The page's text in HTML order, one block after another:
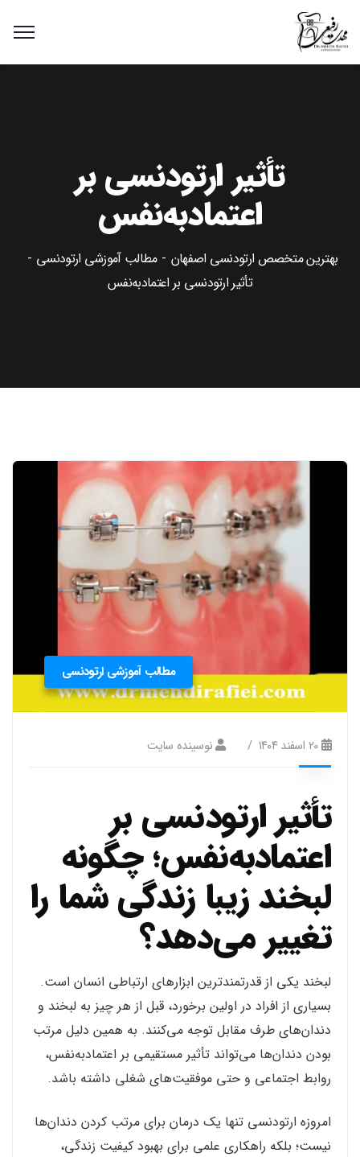
تأثیر ارتودنسی بر
اعتمادبه‌نفس
بهترین متخصص ارتودنسی اصفهان
مطالب آموزشی ارتودنسی
تأثیر ارتودنسی بر اعتمادبه‌نفس
مطالب آموزشی ارتودنسی
۲۰ اسفند ۱۴۰۴ نوسینده سایت
تأثیر ارتودنسی بر
اعتمادبه‌نفس؛ چگونه
لبخند زیبا زندگی شما را
تغییر می‌دهد؟
لبخند یکی از قدرتمندترین ابزارهای ارتباطی انسان است.
بسیاری از افراد در اولین برخورد، قبل از هر چیز به لبخند و
دندان‌های طرف مقابل توجه می‌کنند. به همین دلیل مرتب
بودن دندان‌ها می‌تواند تأثیر مستقیمی بر اعتمادبه‌نفس،
روابط اجتماعی و حتی موفقیت‌های شغلی داشته باشد.
امروزه ارتودنسی تنها یک درمان برای مرتب کردن دندان‌ها
نیست؛ بلکه راهکاری علمی برای بهبود کیفیت زندگی،